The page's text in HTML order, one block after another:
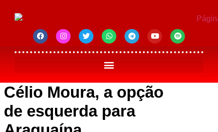
Célio Moura, a opção
de esquerda para